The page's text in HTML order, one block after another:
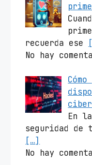
recuerda ese
No hay
En
seguridad de
[…]
No hay